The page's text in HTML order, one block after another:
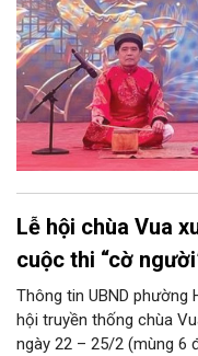
lớp vun bồi của giao lưu
của lịch sử, qua những
trường và toàn cầu hóa,
linh hồn phố thị Hà Nội
Lễ hội chùa Vua
cuộc thi “cờ
Thông tin UBND phường
hội truyền thống chùa
ngày 22 – 25/2 (mùng 6